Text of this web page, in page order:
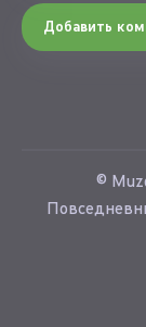
Добавить
©